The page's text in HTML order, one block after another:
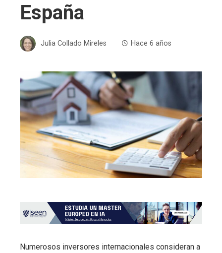
España
Julia Collado Mireles Hace 6 años
Numerosos inversores internacionales consideran a